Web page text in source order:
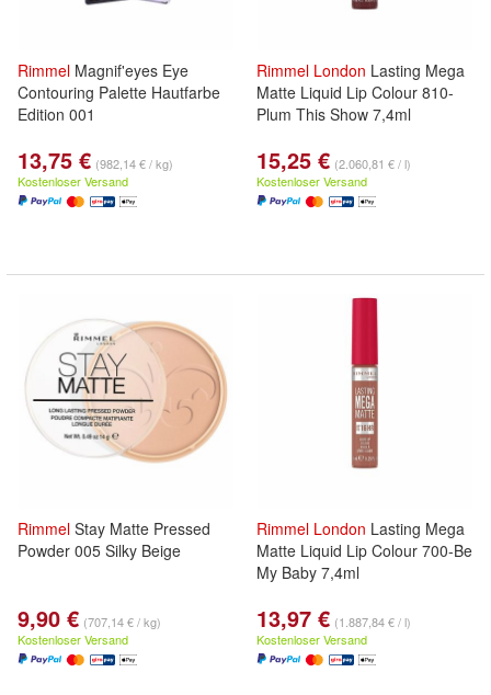
Rimmel Magnif'eyes Eye
Contouring Palette Hautfarbe
Edition 001
13,75 € (982,14 € / kg)
Kostenloser Versand
Rimmel London Lasting Mega
Matte Liquid Lip Colour 810-
Plum This Show 7,4ml
15,25 € (2.060,81 € / l)
Kostenloser Versand
Rimmel Stay Matte Pressed
Powder 005 Silky Beige
9,90 € (707,14 € / kg)
Kostenloser Versand
Rimmel London Lasting Mega
Matte Liquid Lip Colour 700-Be
My Baby 7,4ml
13,97 € (1.887,84 € / l)
Kostenloser Versand